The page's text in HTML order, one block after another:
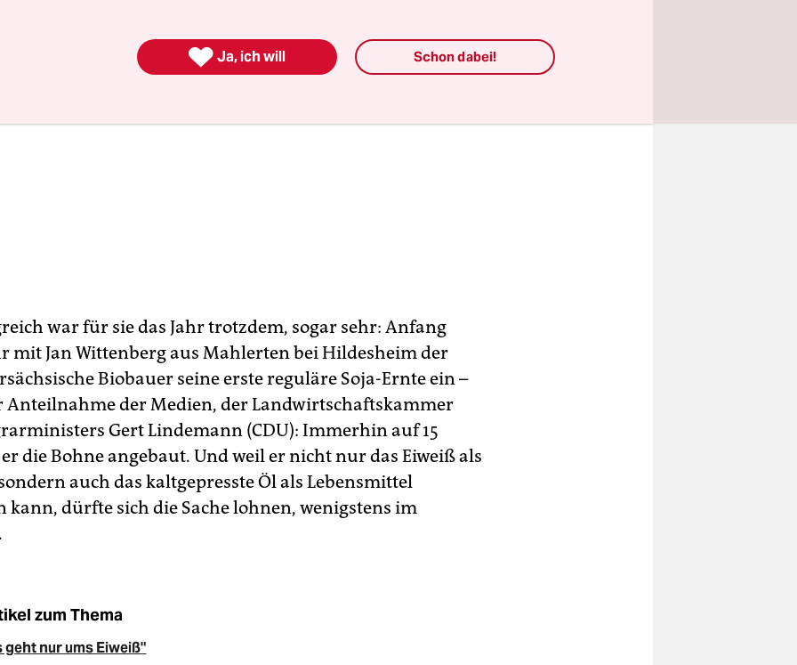
war für sie das Jahr trotzdem, sogar sehr: Anfang
mit Jan Wittenberg aus Mahlerten bei Hildesheim der
Biobauer seine erste reguläre Soja-Ernte ein –
Anteilnahme der Medien, der Landwirtschaftskammer
Gert Lindemann (CDU): Immerhin auf 15
die Bohne angebaut. Und weil er nicht nur das Eiweiß als
auch das kaltgepresste Öl als Lebensmittel
kann, dürfte sich die Sache lohnen, wenigstens im
zum Thema
geht nur ums Eiweiß"
 Ja, ich will Schon dabei!